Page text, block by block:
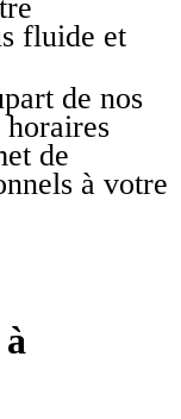
fluide et
de nos
horaires
de
à votre